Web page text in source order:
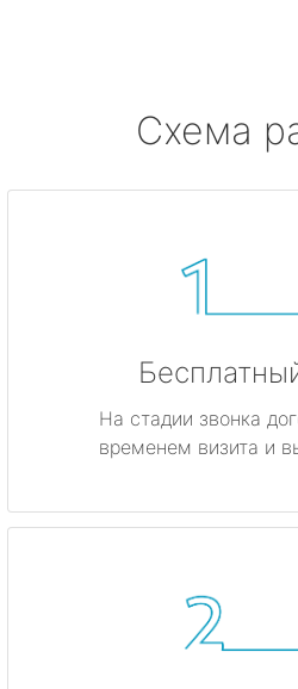
Схема
На стадии звонка
временем визита и